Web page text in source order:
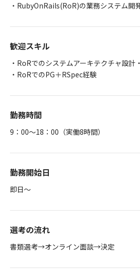
・RubyOnRails(RoR)の業務システム開
歓迎スキル
・RoRでのシステムアーキテクチャ設計
・RoRでのPG＋RSpec経験
勤務時間
9：00～18：00（実働8時間）
勤務開始日
即日～
選考の流れ
書類選考→オンライン面談→決定